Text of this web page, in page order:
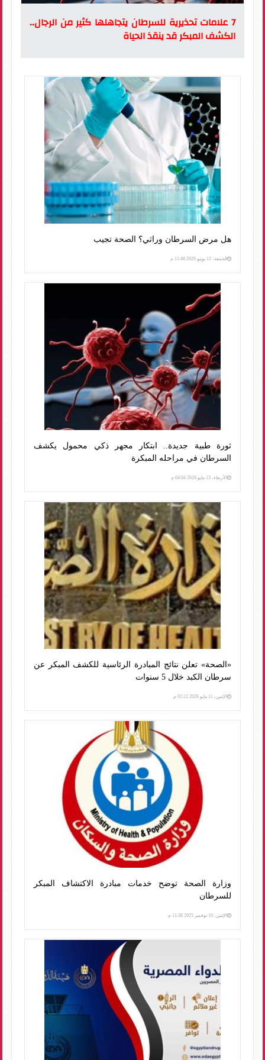
7 علامات تحذيرية للسرطان يتجاهلها كثير من الرجال..
الكشف المبكر قد ينقذ الحياة
هل مرض السرطان وراثي؟ الصحة تجيب
الجمعة، 12 يونيو 2026 11:46 م
ثورة طبية جديدة.. ابتكار مجهر ذكي محمول يكشف
السرطان في مراحله المبكرة
الأربعاء، 13 مايو 2026 04:04 م
«الصحة» تعلن نتائج المبادرة الرئاسية للكشف المبكر عن
سرطان الكبد خلال 5 سنوات
الإثنين، 11 مايو 2026 02:12 م
وزارة الصحة توضح خدمات مبادرة الاكتشاف المبكر
للسرطان
الإثنين، 10 نوفمبر 2025 11:38 م